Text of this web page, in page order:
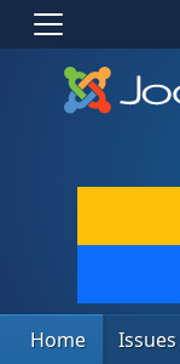
Home Issues